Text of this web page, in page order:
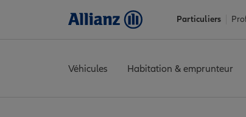
Particuliers
Véhicules Habitation & emprunteur